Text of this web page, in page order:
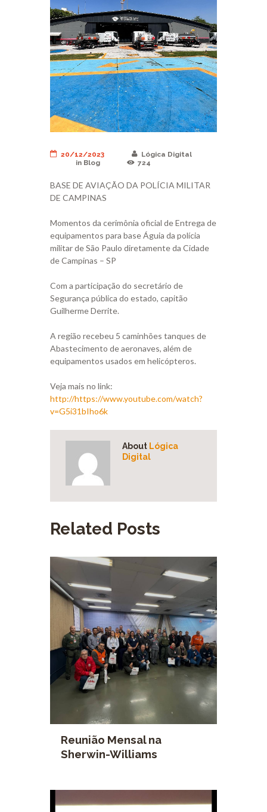
20/12/2023
Lógica Digital
in Blog 724
BASE DE AVIAÇÃO DA POLÍCIA MILITAR
DE CAMPINAS
Momentos da cerimônia oficial de Entrega de
equipamentos para base Águia da polícia
militar de São Paulo diretamente da Cidade
de Campinas – SP
Com a participação do secretário de
Segurança pública do estado, capitão
Guilherme Derrite.
A região recebeu 5 caminhões tanques de
Abastecimento de aeronaves, além de
equipamentos usados em helicópteros.
Veja mais no link:
http://https://www.youtube.com/watch?
v=G5i31bIho6k
About Lógica
Digital
Related Posts
Reunião Mensal na
Sherwin-Williams